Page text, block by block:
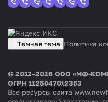
Файлы cookie
Темная тема Политика
© 2012–2026 ООО «МФ-
ОГРН 1125047012353
Все ресурсы сайта